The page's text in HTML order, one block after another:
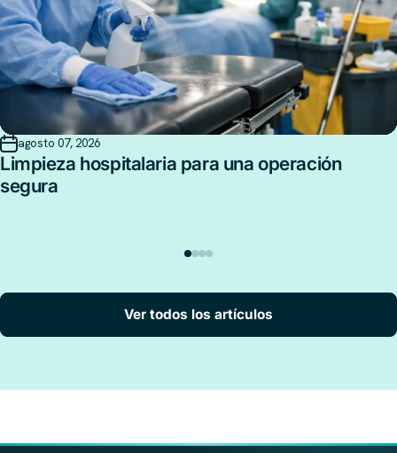
agosto 07, 2026
Limpieza hospitalaria para una operación
segura
Ver todos los artículos